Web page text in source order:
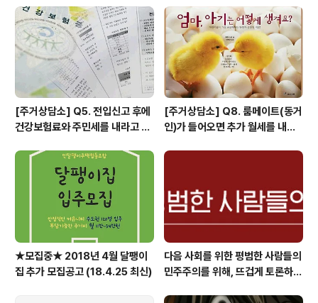
1개 자치구 69개 고시원 임..
[주거상담소] Q5. 전입신고 후에
건강보험료와 주민세를 내라고 고
[주거상담소] Q8. 룸메이트(동거
인)가 들어오면 추가 월세를 내야
★모집중★ 2018년 4월 달팽이
집 추가 모집공고 (18.4.25 최신)
다음 사회를 위한 평범한 사람들의
민주주의를 위해, 뜨겁게 토론하고